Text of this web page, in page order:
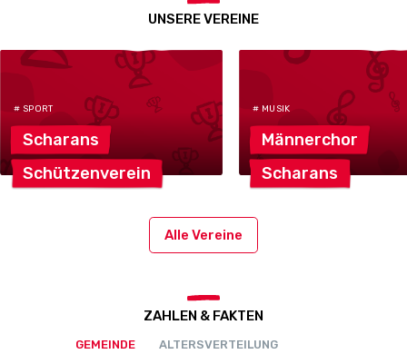
UNSERE VEREINE
# SPORT
Scharans
Schützenverein
# MUSIK
Männerchor
Scharans
Alle Vereine
ZAHLEN & FAKTEN
GEMEINDE ALTERSVERTEILUNG